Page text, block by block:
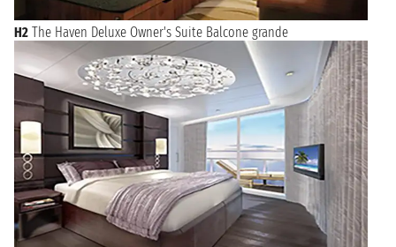
H2 The Haven Deluxe Owner's Suite Balcone grande